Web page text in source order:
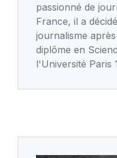
passionné de
France, il a
journalisme
diplôme en
l'Université Paris